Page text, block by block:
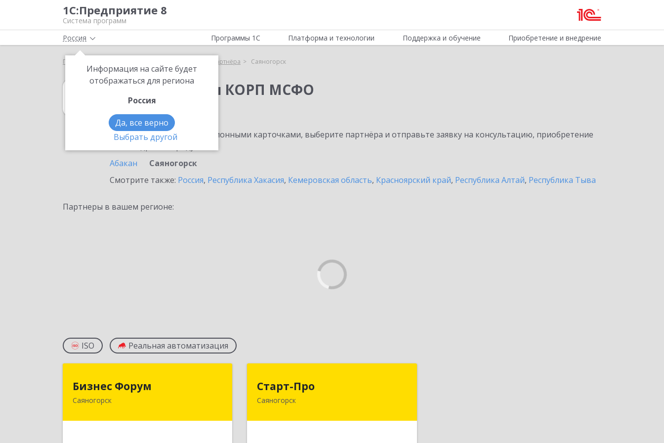
1С:Предприятие 8
Система программ
Россия
Информация на сайте будет
отображаться для региона
Россия
Да, все верно
Выбрать другой
Программы 1С Платформа и технологии Поддержка и обучение Приобретение и внедрение
Главная Выбор партнёра Саяногорск
1С:Бухгалтерия КОРП МСФО
в Саяногорске
Ознакомьтесь с информационными карточками, выберите партнёра и отправьте заявку на консультацию, приобретение
Абакан
Саяногорск
Смотрите также: Россия, Республика Хакасия, Кемеровская область, Красноярский край, Республика Алтай, Республика Тыва
Партнеры в вашем регионе:
ISO Реальная автоматизация
Бизнес Форум
Саяногорск
655603, Хакасия Респ, Саяногорск г,
Старт-Про
Саяногорск
655619, Хакасия Респ, Саяногорск г,